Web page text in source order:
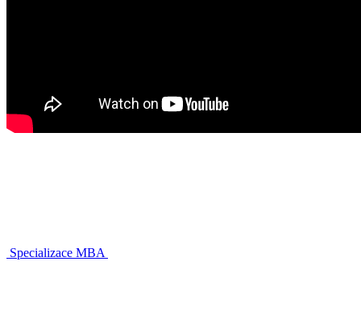
Specializace MBA